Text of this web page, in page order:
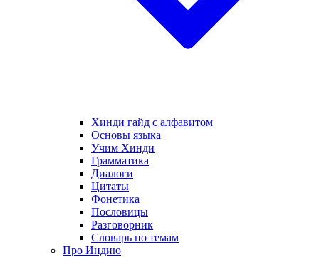
Хинди гайд с алфавитом
Основы языка
Учим Хинди
Грамматика
Диалоги
Цитаты
Фонетика
Пословицы
Разговорник
Словарь по темам
Про Индию